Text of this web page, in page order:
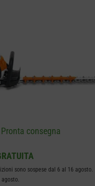
Pronta consegna
sono sospese dal 6 al 16 agosto.
agosto.